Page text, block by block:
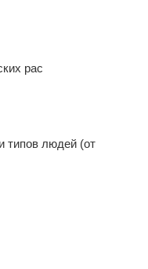
рас
типов людей (от